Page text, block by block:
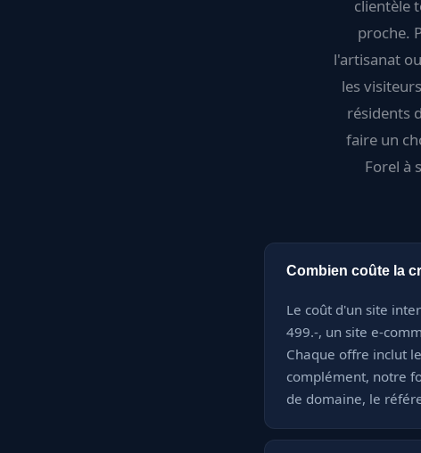
clientèle
proche.
l'artisanat
les
résidents
faire un
Forel à
Combien coûte la
Le coût d'un site
499.-, un site e-
Chaque offre inclut
complément, notre
de domaine, le